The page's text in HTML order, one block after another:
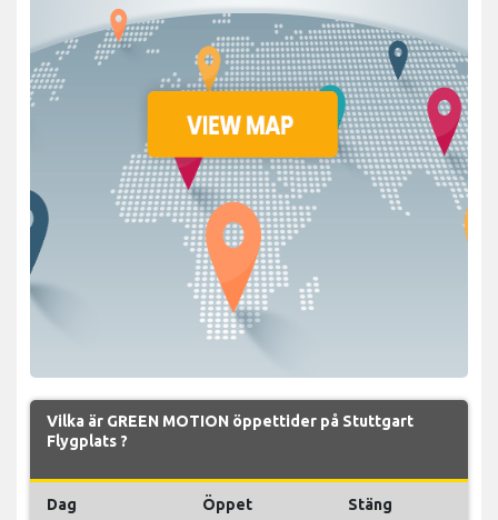
Vilka är GREEN MOTION öppettider på Stuttgart
Flygplats ?
Dag Öppet Stäng